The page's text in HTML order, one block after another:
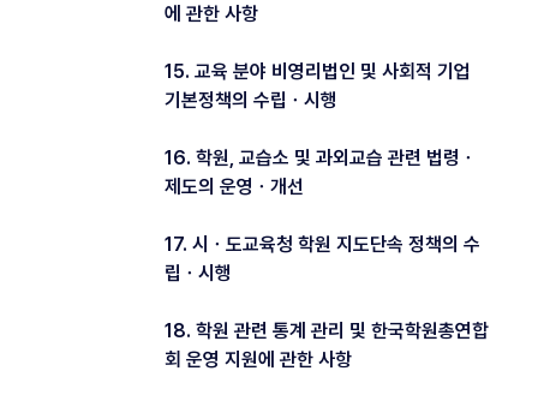
에 관한 사항
15. 교육 분야 비영리법인 및 사회적 기업
기본정책의 수립ㆍ시행
16. 학원, 교습소 및 과외교습 관련 법령ㆍ
제도의 운영ㆍ개선
17. 시ㆍ도교육청 학원 지도단속 정책의 수
립ㆍ시행
18. 학원 관련 통계 관리 및 한국학원총연합
회 운영 지원에 관한 사항